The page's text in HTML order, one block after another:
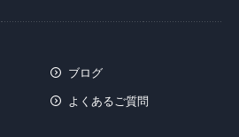
ブログ
よくあるご質問